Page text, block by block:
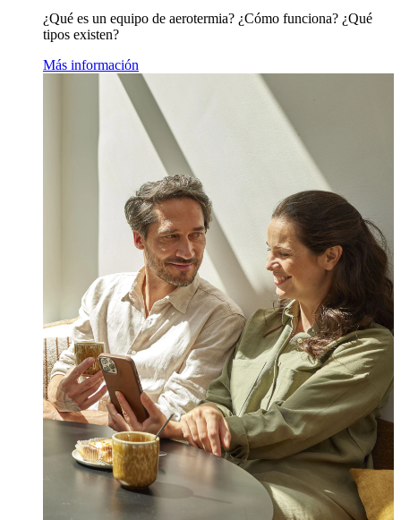
¿Qué es un equipo de aerotermia? ¿Cómo funciona? ¿Qué
tipos existen?
Más información